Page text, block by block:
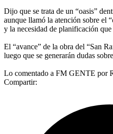
Dijo que se trata de un “oasis”
aunque llamó la atención sobre el
y la necesidad de planificación que
El “avance” de la obra del “San
luego que se generarán dudas
Lo comentado a FM GENTE por
Compartir: